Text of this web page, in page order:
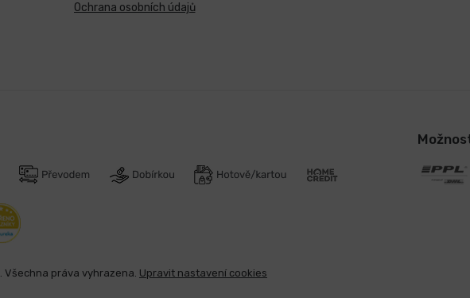
Ochrana osobních údajů
. Všechna práva vyhrazena. Upravit nastavení cookies